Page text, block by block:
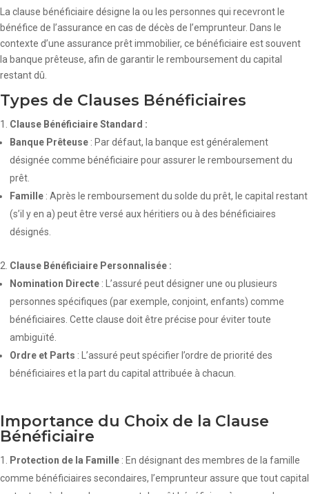
La clause bénéficiaire désigne la ou les personnes qui recevront le
bénéfice de l’assurance en cas de décès de l’emprunteur. Dans le
contexte d’une assurance prêt immobilier, ce bénéficiaire est souvent
la banque prêteuse, afin de garantir le remboursement du capital
restant dû.
Types de Clauses Bénéficiaires
Clause Bénéficiaire Standard :
Banque Prêteuse : Par défaut, la banque est généralement
désignée comme bénéficiaire pour assurer le remboursement du
prêt.
Famille : Après le remboursement du solde du prêt, le capital restant
(s’il y en a) peut être versé aux héritiers ou à des bénéficiaires
désignés.
Clause Bénéficiaire Personnalisée :
Nomination Directe : L’assuré peut désigner une ou plusieurs
personnes spécifiques (par exemple, conjoint, enfants) comme
bénéficiaires. Cette clause doit être précise pour éviter toute
ambiguïté.
Ordre et Parts : L’assuré peut spécifier l’ordre de priorité des
bénéficiaires et la part du capital attribuée à chacun.
Importance du Choix de la Clause
Bénéficiaire
Protection de la Famille : En désignant des membres de la famille
comme bénéficiaires secondaires, l’emprunteur assure que tout capital